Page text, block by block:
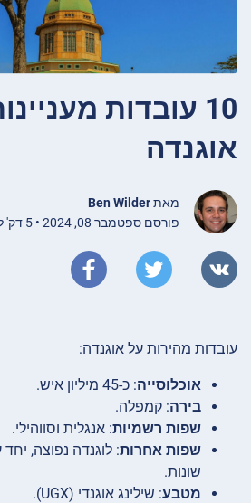
10 עובדות
אוגנדה
מאתBen Wilder
פורסם ספטמבר 08, 2024 • 5 דק' לקריאה
עובדות מהירות על אוגנדה:
אוכלוסייה: כ-45 מיליון איש.
בירה: קמפלה.
שפות רשמיות: אנגלית וסווהילי.
שפות אחרות: לוגנדה נפוצה, יחד
שונות.
מטבע: שילינג אוגנדי (UGX).